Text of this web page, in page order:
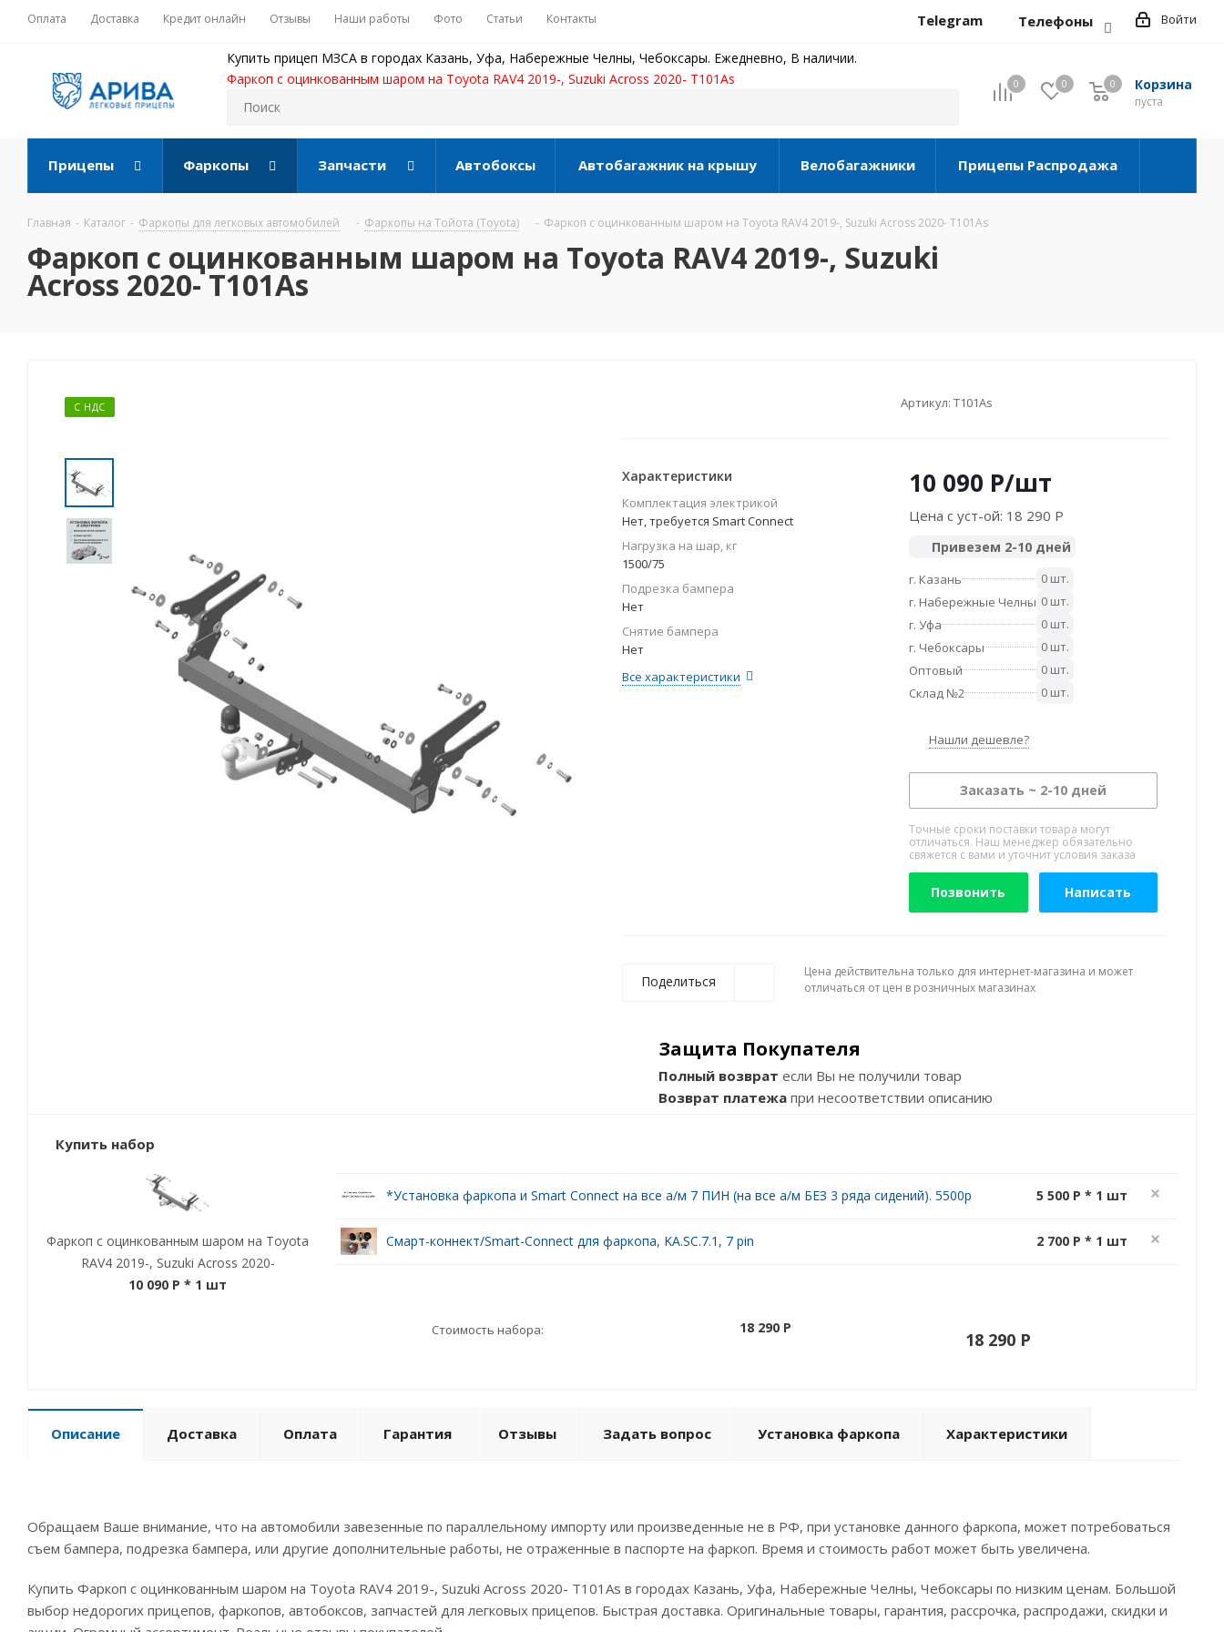
Оплата Доставка Кредит онлайн Отзывы Наши работы Фото Статьи Контакты Войти
Telegram Телефоны
Купить прицеп МЗСА в городах Казань, Уфа, Набережные Челны, Чебоксары. Ежедневно, В наличии.
Фаркоп с оцинкованным шаром на Toyota RAV4 2019-, Suzuki Across 2020- T101As
0 0 Корзина
0
пуста
0
Прицепы Фаркопы Запчасти Автобоксы Автобагажник на крышу Велобагажники Прицепы Распродажа
Главная - Каталог - Фаркопы для легковых автомобилей - Фаркопы на Тойота (Toyota) - Фаркоп с оцинкованным шаром на Toyota RAV4 2019-, Suzuki Across 2020- T101As
Фаркоп с оцинкованным шаром на Toyota RAV4 2019-, Suzuki
Across 2020- T101As
С НДС Артикул: T101As
Характеристики
Комплектация электрикой
Нет, требуется Smart Connect
Нагрузка на шар, кг
1500/75
Подрезка бампера
Нет
Снятие бампера
Нет
Все характеристики
10 090 P/шт
Цена с уст-ой: 18 290 P
Привезем 2-10 дней
г. Казань
0 шт.
г. Набережные Челны 0 шт.
г. Уфа
0 шт.
г. Чебоксары
0 шт.
Оптовый
0 шт.
Склад №2
0 шт.
Нашли дешевле?
Заказать ~ 2-10 дней
Точные сроки поставки товара могут
отличаться. Наш менеджер обязательно
свяжется с вами и уточнит условия заказа
Позвонить Написать
Поделиться
Цена действительна только для интернет-магазина и может
отличаться от цен в розничных магазинах
Защита Покупателя
Полный возврат если Вы не получили товар
Возврат платежа при несоответствии описанию
Купить набор
Фаркоп с оцинкованным шаром на Toyota
RAV4 2019-, Suzuki Across 2020-
10 090 P * 1 шт
*Установка фаркопа и Smart Connect на все а/м 7 ПИН (на все а/м БЕЗ 3 ряда сидений). 5500р 5 500 P * 1 шт
Смарт-коннект/Smart-Connect для фаркопа, KA.SC.7.1, 7 pin 2 700 P * 1 шт
Стоимость набора: 18 290 P
18 290 P
Описание Доставка Оплата Гарантия Отзывы Задать вопрос Установка фаркопа Характеристики
Обращаем Ваше внимание, что на автомобили завезенные по параллельному импорту или произведенные не в РФ, при установке данного фаркопа, может потребоваться
съем бампера, подрезка бампера, или другие дополнительные работы, не отраженные в паспорте на фаркоп. Время и стоимость работ может быть увеличена.
Купить Фаркоп с оцинкованным шаром на Toyota RAV4 2019-, Suzuki Across 2020- T101As в городах Казань, Уфа, Набережные Челны, Чебоксары по низким ценам. Большой
выбор недорогих прицепов, фаркопов, автобоксов, запчастей для легковых прицепов. Быстрая доставка. Оригинальные товары, гарантия, рассрочка, распродажи, скидки и